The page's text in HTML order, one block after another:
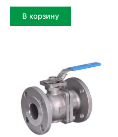
В корзину